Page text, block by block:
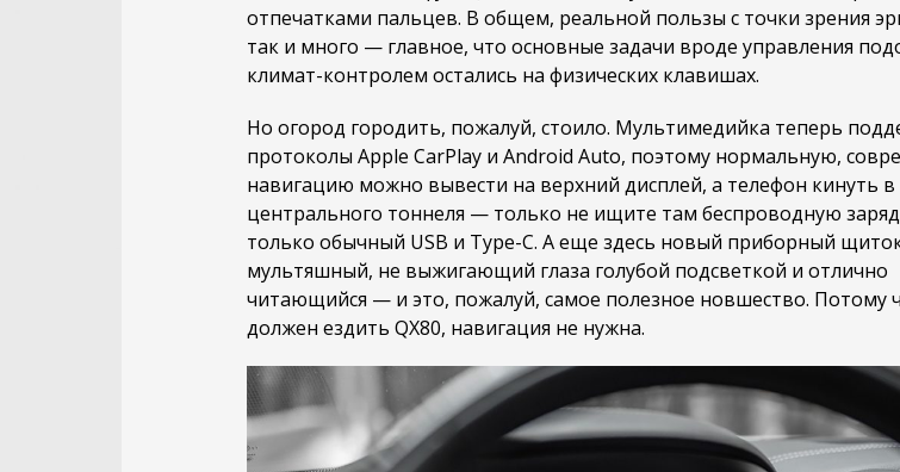
отпечатками пальцев. В общем, реальной пользы с точки зрения
так и много — главное, что основные задачи вроде управления
климат-контролем остались на физических клавишах.
Но огород городить, пожалуй, стоило. Мультимедийка теперь
протоколы Apple CarPlay и Android Auto, поэтому нормальную,
навигацию можно вывести на верхний дисплей, а телефон кинуть в
центрального тоннеля — только не ищите там беспроводную
только обычный USB и Type-C. А еще здесь новый приборный
мультяшный, не выжигающий глаза голубой подсветкой и отлично
читающийся — и это, пожалуй, самое полезное новшество. Потому
должен ездить QX80, навигация не нужна.